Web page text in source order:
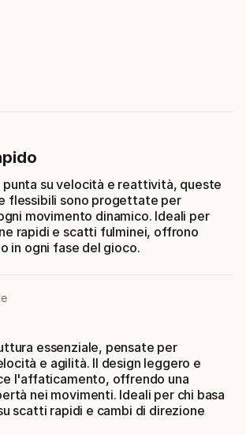
su velocità e reattività, queste
flessibili sono progettate per
movimento dinamico. Ideali per
rapidi e scatti fulminei, offrono
in ogni fase del gioco.
essenziale, pensate per
e agilità. Il design leggero e
l'affaticamento, offrendo una
nei movimenti. Ideali per chi basa
scatti rapidi e cambi di direzione